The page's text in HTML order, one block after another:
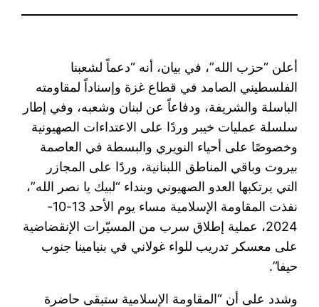
أعلن “حزب الله”، في بيان، أنه “دعماً لشعبنا
الفلسطيني الصامد في قطاع غزة وإسناداً لمقاومته
الباسلة ‌‏‌‏‌والشريفة، ودفاعاً عن ‏لبنان وشعبه، وفي إطار
سلسلة عمليات خيبر وردًا على الاعتداءات الصهيونية
وخصوصًا ‏على أحياء النويري والبسطة في العاصمة
بيروت وباقي المناطق اللبنانية، وردًا على ‏المجازر
التي يرتكبها العدو الصهيوني وبنداء “لبيك يا نصر الله”،
نفذت المقاومة الإسلامية ‏مساء يوم الأحد 13-10-
2024، عملية إطلاق سرب من المسيّرات الإنقضاضية
على ‏معسكر تدريب للواء غولاني في بنيامينا جنوب
حيفا”.
وشدد على أن “المقاومة الإسلامية ستبقى حاضرة